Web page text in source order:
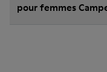
pour femmes